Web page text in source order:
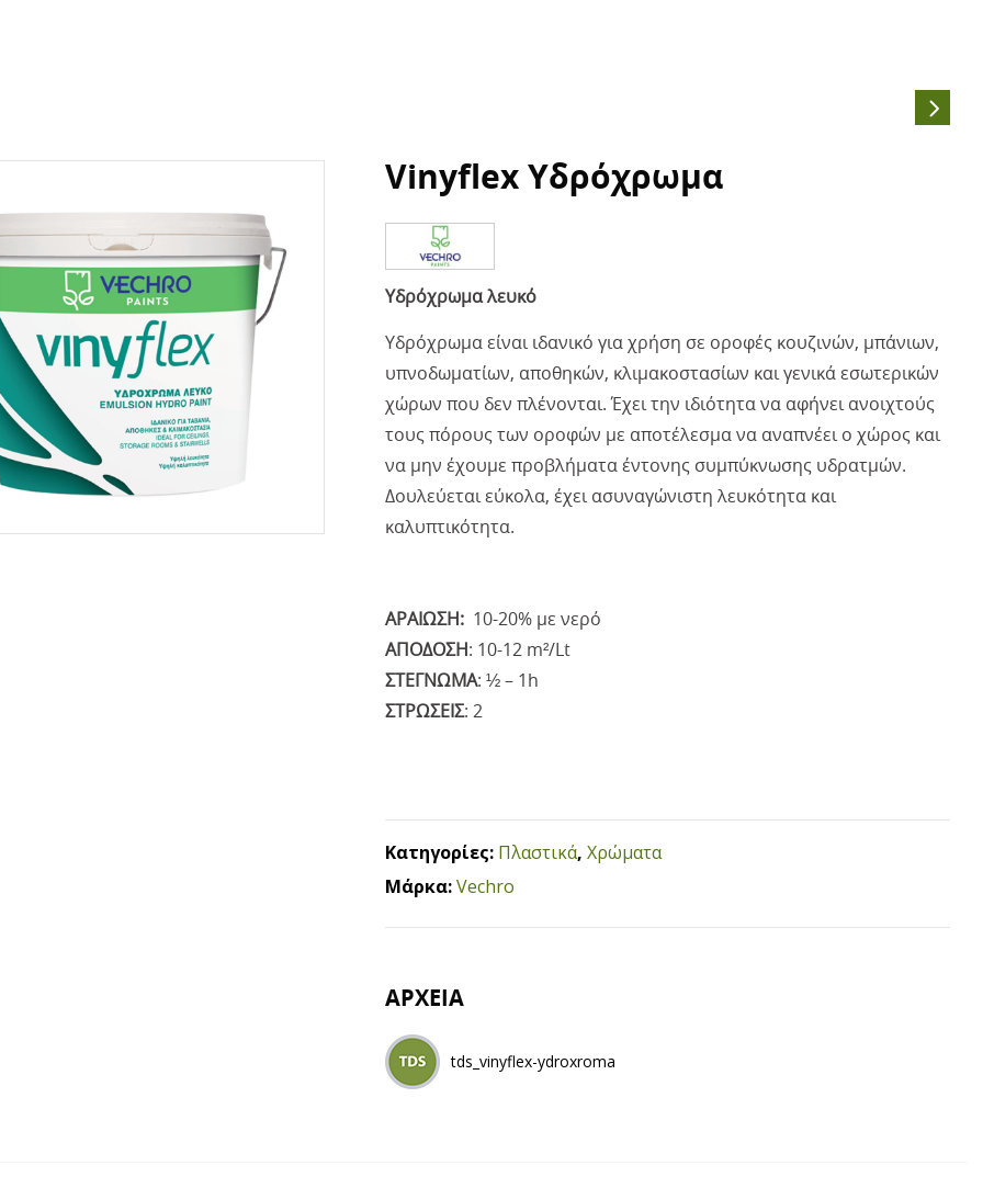
Vinyflex Υδρόχρωμα
Υδρόχρωμα λευκό
Υδρόχρωμα είναι ιδανικό για χρήση σε οροφές κουζινών, μπάνιων,
υπνοδωματίων, αποθηκών, κλιμακοστασίων και γενικά εσωτερικών
χώρων που δεν πλένονται. Έχει την ιδιότητα να αφήνει ανοιχτούς
τους πόρους των οροφών με αποτέλεσμα να αναπνέει ο χώρος και
να μην έχουμε προβλήματα έντονης συμπύκνωσης υδρατμών.
Δουλεύεται εύκολα, έχει ασυναγώνιστη λευκότητα και
καλυπτικότητα.
ΑΡΑΙΩΣΗ: 10-20% με νερό
ΑΠΟΔΟΣΗ: 10-12 m²/Lt
ΣΤΕΓΝΩΜΑ: ½ – 1h
ΣΤΡΩΣΕΙΣ: 2
Κατηγορίες: Πλαστικά, Χρώματα
Μάρκα:Vechro
ΑΡΧΕΙΑ
tds_vinyflex-ydroxroma